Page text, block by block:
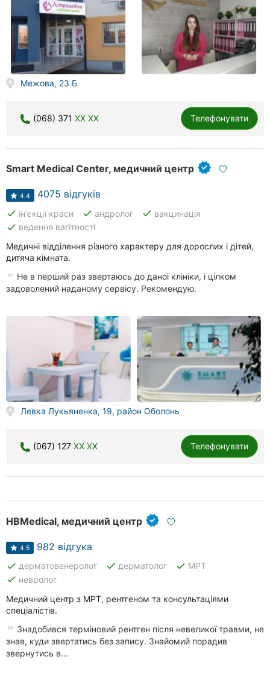
Межова, 23 Б
(068) 371 XX XX Телефонувати
Smart Medical Center, медичний центр
4.4 4075 відгуків
done ін'єкції краси done андролог done вакцинація
done ведення вагітності
Медичні відділення різного характеру для дорослих і дітей,
дитяча кімната.
Не в перший раз звертаюсь до даної клініки, і цілком
задоволений наданому сервісу. Рекомендую.
Левка Лукьяненка, 19, район Оболонь
(067) 127 XX XX Телефонувати
HBMedical, медичний центр
4.5 982 відгука
done дерматовенеролог done дерматолог done МРТ
done невролог
Медичний центр з МРТ, рентгеном та консультаціями
спеціалістів.
Знадобився терміновий рентген після невеликої травми, не
знав, куди звертатись без запису. Знайомий порадив
звернутись в...